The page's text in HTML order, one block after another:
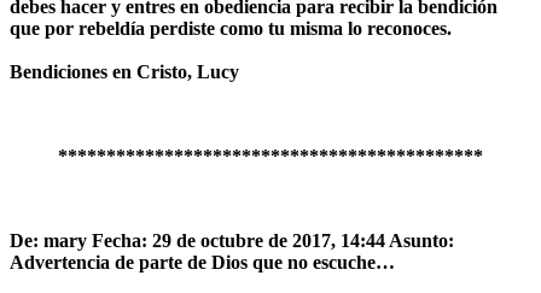
debes hacer y entres en obediencia para recibir la bendición
que por rebeldía perdiste como tu misma lo reconoces.
Bendiciones en Cristo, Lucy
********************************************
De: mary Fecha: 29 de octubre de 2017, 14:44 Asunto:
Advertencia de parte de Dios que no escuche…